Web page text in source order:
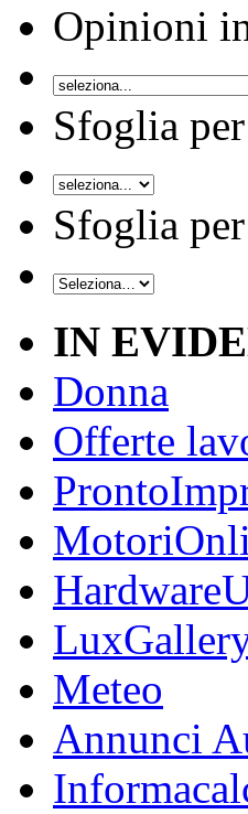
Opinioni
Sfoglia
Sfoglia
IN
Donna
Offerte
Meteo
Annunci